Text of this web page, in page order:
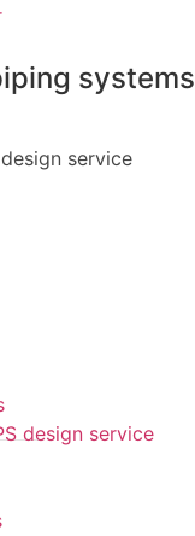
systems
service
design service